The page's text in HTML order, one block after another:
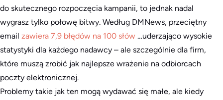
do skutecznego rozpoczęcia kampanii, to jednak nadal
wygrasz tylko połowę bitwy. Według DMNews, przeciętny
email zawiera 7,9 błędów na 100 słów …uderzająco wysokie
statystyki dla każdego nadawcy – ale szczególnie dla firm,
które muszą zrobić jak najlepsze wrażenie na odbiorcach
poczty elektronicznej.
Problemy takie jak ten mogą wydawać się małe, ale kiedy